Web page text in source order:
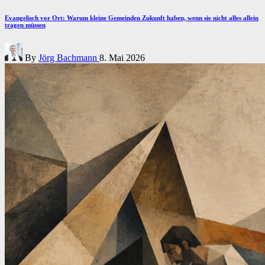
Evangelisch vor Ort: Warum kleine Gemeinden Zukunft haben, wenn sie nicht alles allein
tragen müssen
Posted
by
By Jörg Bachmann 8. Mai 2026